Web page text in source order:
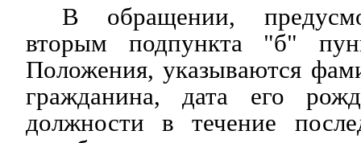
В обращении,
вторым подпункта "б"
Положения, указываются
гражданина, дата его
должности в течение